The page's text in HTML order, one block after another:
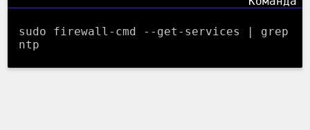
sudo firewall-cmd --get-services | grep
ntp